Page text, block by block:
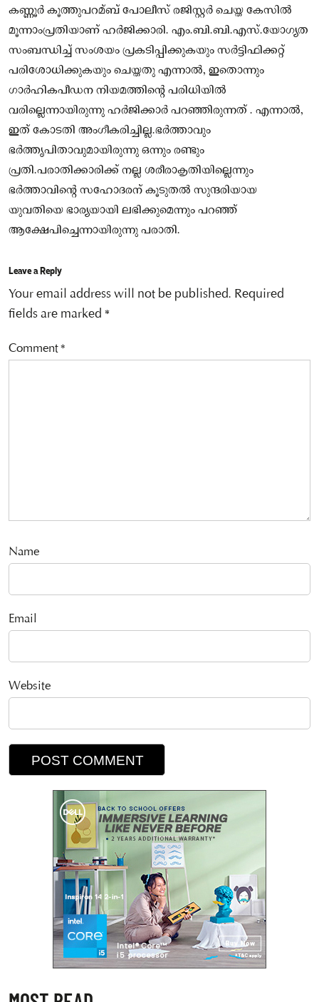
കണ്ണൂർ കൂത്തുപറമ്ബ് പോലീസ് രജിസ്റ്റർ ചെയ്ത കേസില്‍
മൂന്നാംപ്രതിയാണ് ഹർജിക്കാരി. എം.ബി.ബി.എസ്.യോഗ്യത
സംബന്ധിച്ച്‌ സംശയം പ്രകടിപ്പിക്കുകയും സർട്ടിഫിക്കറ്റ്
പരിശോധിക്കുകയും ചെയ്തതു എന്നാല്‍, ഇതൊന്നും
ഗാർഹികപീഡന നിയമത്തിന്റെ പരിധിയില്‍
വരില്ലെന്നായിരുന്നു ഹർജിക്കാർ പറഞ്ഞിരുന്നത് . എന്നാല്‍,
ഇത് കോടതി അംഗീകരിച്ചില്ല.ഭർത്താവും
ഭർത്തൃപിതാവുമായിരുന്നു ഒന്നും രണ്ടും
പ്രതി.പരാതിക്കാരിക്ക് നല്ല ശരീരാകൃതിയില്ലെന്നും
‌ഭർത്താവിന്റെ സഹോദരന് കൂടുതല്‍ സുന്ദരിയായ
യുവതിയെ ഭാര്യയായി ലഭിക്കുമെന്നും പറഞ്ഞ്
ആക്ഷേപിച്ചെന്നായിരുന്നു പരാതി.
Leave a Reply
Your email address will not be published. Required
fields are marked *
Comment*
Name
Email
Website